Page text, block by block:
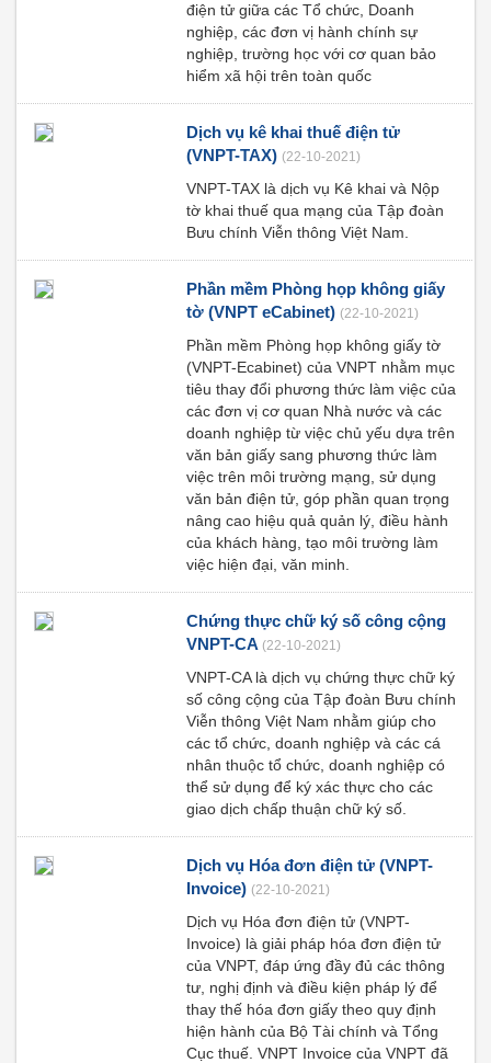
điện tử giữa các Tổ chức, Doanh
nghiệp, các đơn vị hành chính sự
nghiệp, trường học với cơ quan bảo
hiểm xã hội trên toàn quốc
Dịch vụ kê khai thuế điện tử
(VNPT-TAX) (22-10-2021)
VNPT-TAX là dịch vụ Kê khai và Nộp
tờ khai thuế qua mạng của Tập đoàn
Bưu chính Viễn thông Việt Nam.
Phần mềm Phòng họp không giấy
tờ (VNPT eCabinet) (22-10-2021)
Phần mềm Phòng họp không giấy tờ
(VNPT-Ecabinet) của VNPT nhằm mục
tiêu thay đổi phương thức làm việc của
các đơn vị cơ quan Nhà nước và các
doanh nghiệp từ việc chủ yếu dựa trên
văn bản giấy sang phương thức làm
việc trên môi trường mạng, sử dụng
văn bản điện tử, góp phần quan trọng
nâng cao hiệu quả quản lý, điều hành
của khách hàng, tạo môi trường làm
việc hiện đại, văn minh.
Chứng thực chữ ký số công cộng
VNPT-CA (22-10-2021)
VNPT-CA là dịch vụ chứng thực chữ ký
số công cộng của Tập đoàn Bưu chính
Viễn thông Việt Nam nhằm giúp cho
các tổ chức, doanh nghiệp và các cá
nhân thuộc tổ chức, doanh nghiệp có
thể sử dụng để ký xác thực cho các
giao dịch chấp thuận chữ ký số.
Dịch vụ Hóa đơn điện tử (VNPT-
Invoice) (22-10-2021)
Dịch vụ Hóa đơn điện tử (VNPT-
Invoice) là giải pháp hóa đơn điện tử
của VNPT, đáp ứng đầy đủ các thông
tư, nghị định và điều kiện pháp lý để
thay thế hóa đơn giấy theo quy định
hiện hành của Bộ Tài chính và Tổng
Cục thuế. VNPT Invoice của VNPT đã